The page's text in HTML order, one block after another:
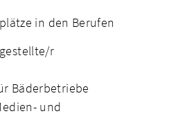
in den Berufen
r
Bäderbetriebe
und